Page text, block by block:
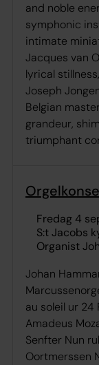
and noble
symphonic
intimate
Jacques van
lyrical
Joseph
Belgian
grandeur,
triumphant
fredag 4
S:t Jacobs
Organist
Johan
au soleil ur 24
Amadeus
Senfter Nun
Oortmerssen